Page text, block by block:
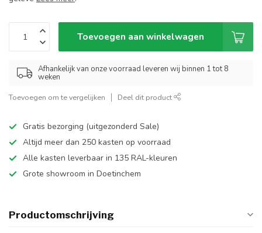
Toevoegen aan winkelwagen
Afhankelijk van onze voorraad leveren wij binnen 1 tot 8
weken
Toevoegen om te vergelijken Deel dit product
Gratis bezorging (uitgezonderd Sale)
Altijd meer dan 250 kasten op voorraad
Alle kasten leverbaar in 135 RAL-kleuren
Grote showroom in Doetinchem
Productomschrijving